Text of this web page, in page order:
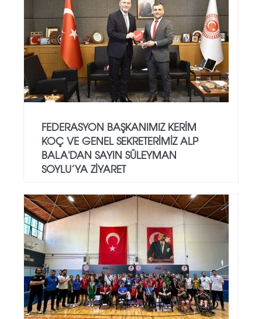
FEDERASYON BAŞKANIMIZ KERIM
KOÇ VE GENEL SEKRETERIMIZ ALP
BALA'DAN SAYIN SÜLEYMAN
SOYLU’YA ZIYARET